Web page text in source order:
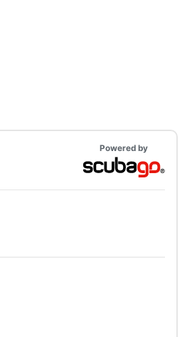
Powered by